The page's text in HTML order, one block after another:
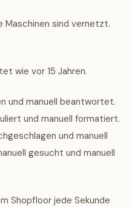
Maschinen sind vernetzt.
wie vor 15 Jahren.
und manuell beantwortet.
und manuell formatiert.
und manuell
gesucht und manuell
Shopfloor jede Sekunde